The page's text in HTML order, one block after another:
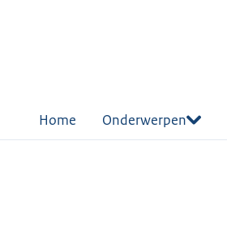
Home Onderwerpen